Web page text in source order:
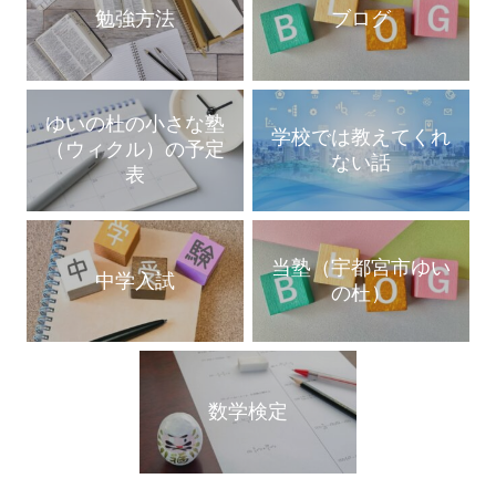
勉強方法 ブログ
ゆいの杜の小さな塾
（ウィクル）の予定
表
学校では教えてくれ
ない話
中学入試
当塾（宇都宮市ゆい
の杜）
数学検定